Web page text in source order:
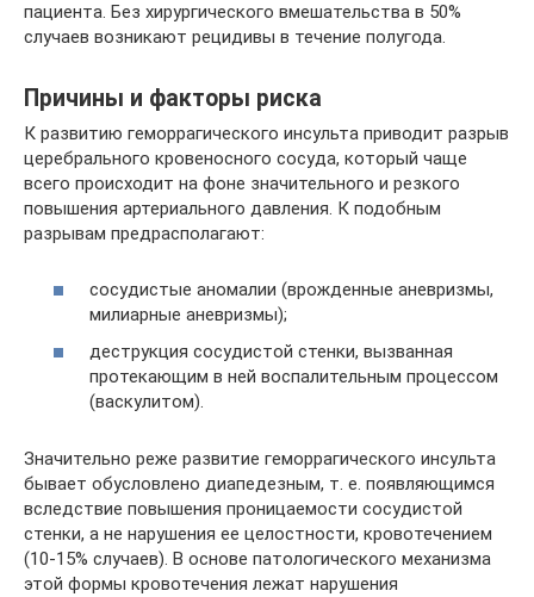
пациента. Без хирургического вмешательства в 50%
случаев возникают рецидивы в течение полугода.
Причины и факторы риска
К развитию геморрагического инсульта приводит разрыв
церебрального кровеносного сосуда, который чаще
всего происходит на фоне значительного и резкого
повышения артериального давления. К подобным
разрывам предрасполагают:
сосудистые аномалии (врожденные аневризмы,
милиарные аневризмы);
деструкция сосудистой стенки, вызванная
протекающим в ней воспалительным процессом
(васкулитом).
Значительно реже развитие геморрагического инсульта
бывает обусловлено диапедезным, т. е. появляющимся
вследствие повышения проницаемости сосудистой
стенки, а не нарушения ее целостности, кровотечением
(10-15% случаев). В основе патологического механизма
этой формы кровотечения лежат нарушения